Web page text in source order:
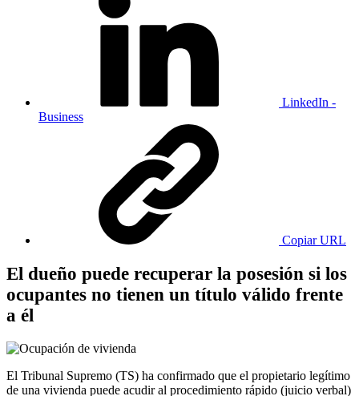
LinkedIn -
Business
Copiar URL
El dueño puede recuperar la posesión si los
ocupantes no tienen un título válido frente
a él
El Tribunal Supremo (TS) ha confirmado que el propietario legítimo
de una vivienda puede acudir al procedimiento rápido (juicio verbal)